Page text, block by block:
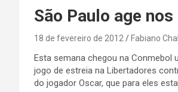
São Paulo age
18 de fevereiro de 2012 Fabiano
Esta semana chegou na Conmebol
jogo de estreia na Libertadores
do jogador Oscar, que para eles